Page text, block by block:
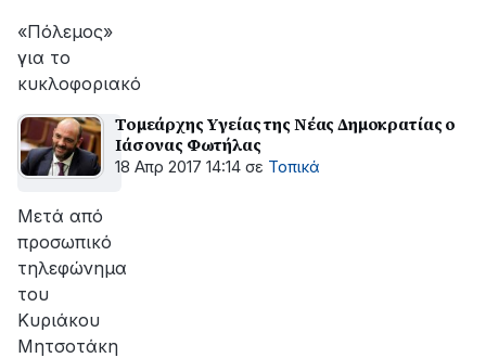
«Πόλεμος»
για το
κυκλοφοριακό
Τομεάρχης Υγείας της Νέας Δημοκρατίας ο
Ιάσονας Φωτήλας
18 Απρ 2017 14:14 σε Τοπικά
Μετά από
προσωπικό
τηλεφώνημα
του
Κυριάκου
Μητσοτάκη